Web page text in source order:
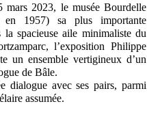
mars 2023, le musée Bourdelle
1957) sa plus importante
spacieuse aile minimaliste du
l’exposition Philippe
un ensemble vertigineux d’un
de Bâle.
dialogue avec ses pairs, parmi
assumée.